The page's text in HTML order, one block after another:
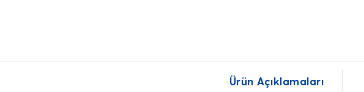
Ürün Açıklamaları